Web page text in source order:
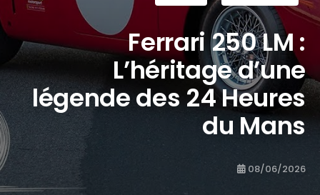
Ferrari 250 LM :
L’héritage d’une
légende des 24 Heures
du Mans
08/06/2026